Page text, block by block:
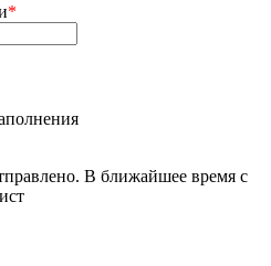
*
В ближайшее время с